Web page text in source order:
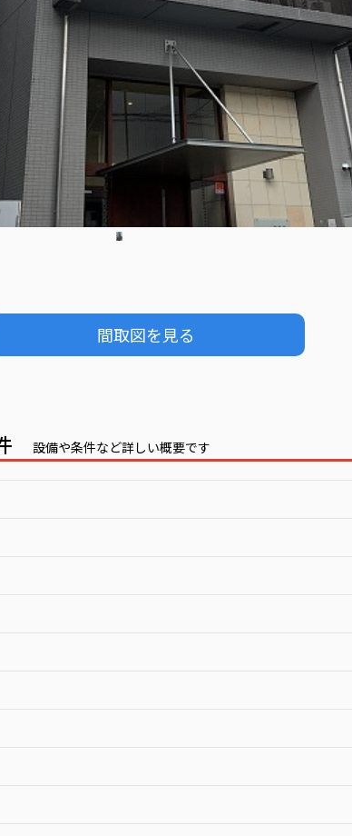
間取図を見る
設備や条件など詳しい概要です